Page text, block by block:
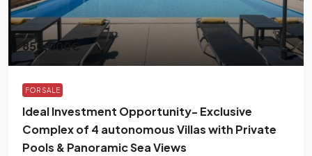
850,000€
FOR SALE
Ideal Investment Opportunity- Exclusive
Complex of 4 autonomous Villas with Private
Pools & Panoramic Sea Views